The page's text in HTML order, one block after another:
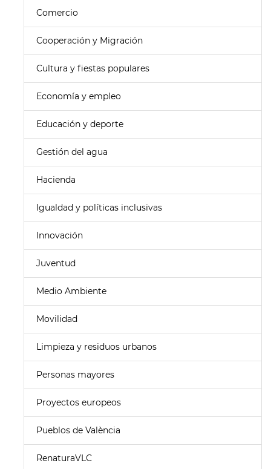
Comercio
Cooperación y Migración
Cultura y fiestas populares
Economía y empleo
Educación y deporte
Gestión del agua
Hacienda
Igualdad y políticas inclusivas
Innovación
Juventud
Medio Ambiente
Movilidad
Limpieza y residuos urbanos
Personas mayores
Proyectos europeos
Pueblos de València
RenaturaVLC